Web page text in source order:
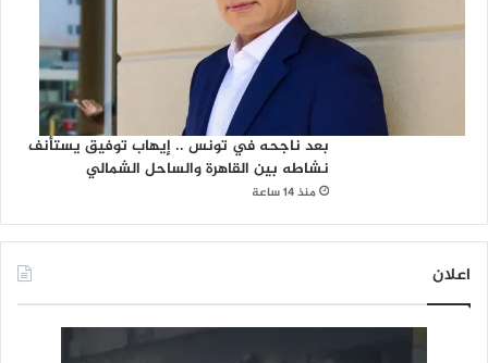
بعد ناجحه في تونس .. إيهاب توفيق يستأنف
نشاطه بين القاهرة والساحل الشمالي
منذ 14 ساعة
اعلان